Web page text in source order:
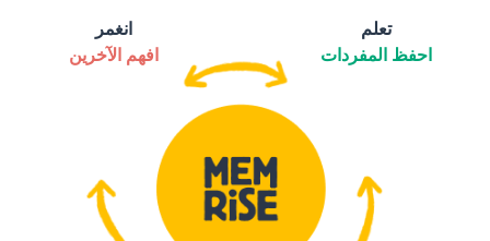
تعلم
احفظ المفردات
انغمر
افهم الآخرين